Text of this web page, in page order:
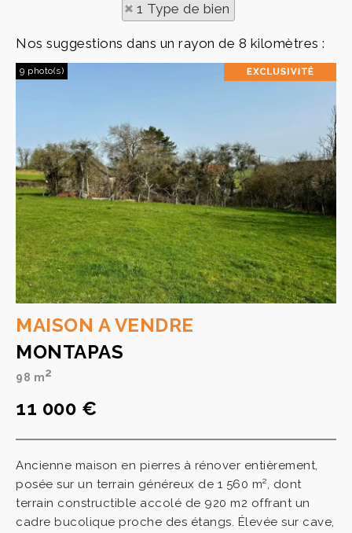
1 Type de bien
Nos suggestions dans un rayon de 8 kilomètres :
9 photo(s)
MAISON A VENDRE
MONTAPAS
98 m2
11 000 €
Ancienne maison en pierres à rénover entièrement,
posée sur un terrain généreux de 1 560 m², dont
terrain constructible accolé de 920 m2 offrant un
cadre bucolique proche des étangs. Élevée sur cave,